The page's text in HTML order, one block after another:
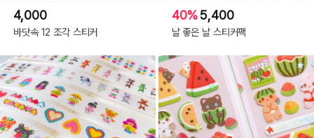
4,000
바닷속 12 조각 스티커
40%5,400
날 좋은 날 스티커팩